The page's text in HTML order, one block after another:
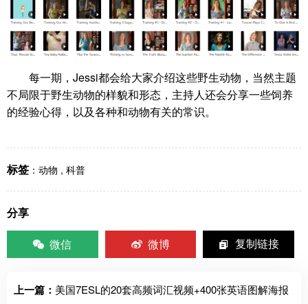
每一期，Jessi都会给大家介绍这些野生动物，当然主题
不局限于野生动物的样貌和形态，主持人还会分享一些饲养
的经验心得，以及各种和动物有关的常识。
标签 ： 动物 , 科普
分享
微信
微博 复制链接
上一篇： 美国7ESL的20套高频词汇视频+400张英语图解海报